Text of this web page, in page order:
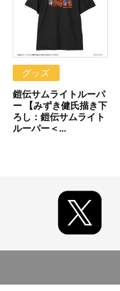
【商品の取り扱い】
・サンライズストア
・A-on STORE（
・他、一般店舗
※イベント会場・催事
す。
※詳細は公式サイト等
【ご注意（必ずお読み
■商品について
※本商品は、2025年
※本商品は準備数に限
早期にご注文の受付を
※ご要望多数の場合、
とがございます。
※撮影環境やご利用の
て見える場合がござい
グッズ
鎧伝サムライトルーパ
ー 【みずき健氏描き下
ろし：鎧伝サムライト
ルーパー＜…